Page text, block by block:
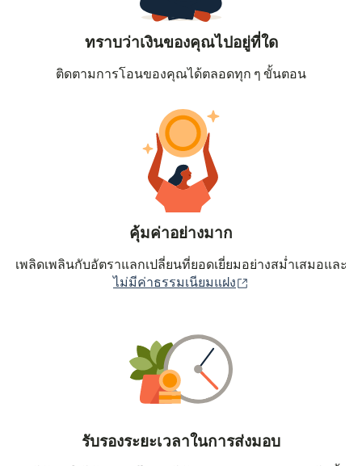
ทราบว่าเงินของคุณไปอยู่ที่ใด
ติดตามการโอนของคุณได้ตลอดทุก ๆ ขั้นตอน
คุ้มค่าอย่างมาก
เพลิดเพลินกับอัตราแลกเปลี่ยนที่ยอดเยี่ยมอย่างสม่ำเสมอและ
ไม่มีค่าธรรมเนียมแฝง
รับรองระยะเวลาในการส่งมอบ